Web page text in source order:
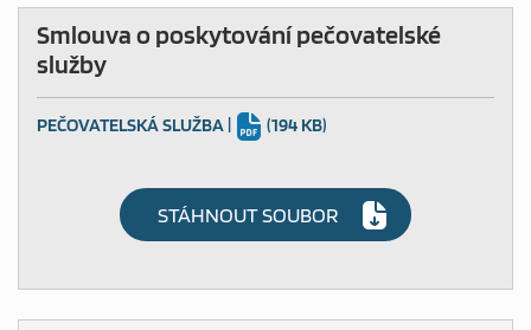
Smlouva o poskytování pečovatelské
služby
PEČOVATELSKÁ SLUŽBA | (194 KB)
STÁHNOUT SOUBOR